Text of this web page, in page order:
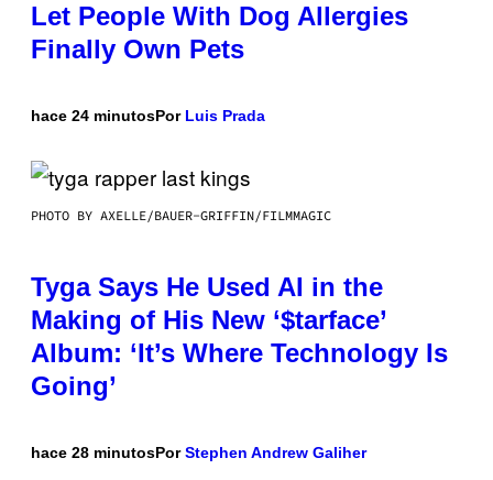
Let People With Dog Allergies
Finally Own Pets
hace 24 minutosPor Luis Prada
PHOTO BY AXELLE/BAUER-GRIFFIN/FILMMAGIC
Tyga Says He Used AI in the
Making of His New ‘$tarface’
Album: ‘It’s Where Technology Is
Going’
hace 28 minutosPorStephen Andrew Galiher